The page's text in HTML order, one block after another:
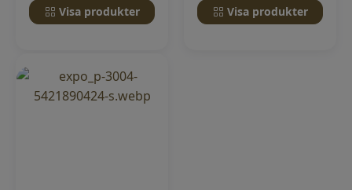
Visa produkter Visa produkter